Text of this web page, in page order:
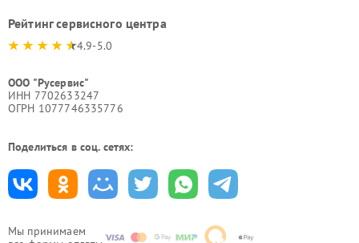
Мы принимаем
Рейтинг сервисного центра
4.9-5.0
ООО "Русервис"
ИНН 7702633247
ОГРН 1077746335776
Поделиться в соц. сетях: